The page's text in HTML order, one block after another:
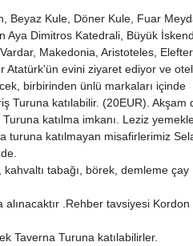
Beyaz Kule, Döner Kule, Fuar
Aya Dimitros Katedrali, Büyük
Makedonia, Aristoteles,
Atatürk'ün evini ziyaret ediyor ve
birbirinden ünlü markaları içinde
Turuna katılabilir. (20EUR). Akşam
katılma imkanı. Leziz
turuna katılmayan misafirlerimiz
tabağı, börek, demleme çay
.Rehber tavsiyesi Kordon
Taverna Turuna katılabilirler.